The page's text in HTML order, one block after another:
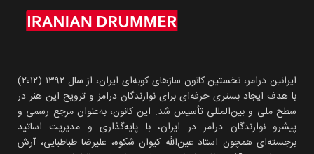
ایرانین درامر، نخستین کانون سازهای کوبه‌ای ایران، از سال ۱۳۹۲ (۲۰۱۲)
با هدف ایجاد بستری حرفه‌ای برای نوازندگان درامز و ترویج این هنر در
سطح ملی و بین‌المللی تأسیس شد. این کانون، به‌عنوان مرجع رسمی و
پیشرو نوازندگان درامز در ایران، با پایه‌گذاری و مدیریت اساتید
برجسته‌ای همچون استاد عین‌الله کیوان شکوه، علیرضا طباطبایی، آرش